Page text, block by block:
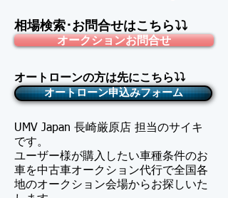
相場検索･お問合せはこちら⤵⤵
オークションお問合せ
オートローンの方は先にこちら⤵⤵
オートローン申込みフォーム
UMV Japan 長崎厳原店 担当のサイキ
です。
​ユーザー様が購入したい車種条件のお
車を中古車オークション代行で全国各
地のオークション会場からお探しいた